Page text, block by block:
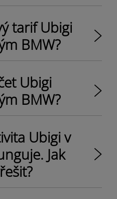
tarif Ubigi
BMW?
Ubigi
BMW?
Ubigi v
Jak